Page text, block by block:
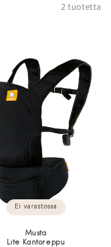
2 tuotetta
Ei varastossa
Musta
Lite Kantoreppu